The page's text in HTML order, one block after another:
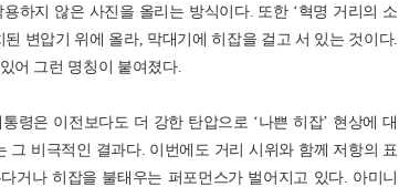
하지 않은 사진을 올리는 방식이다. 또한 ‘혁명 거리의 소
변압기 위에 올라, 막대기에 히잡을 걸고 서 있는 것이다.
어 그런 명칭이 붙여졌다.
령은 이전보다도 더 강한 탄압으로 ‘나쁜 히잡’ 현상에 대
비극적인 결과다. 이번에도 거리 시위와 함께 저항의 표
거나 히잡을 불태우는 퍼포먼스가 벌어지고 있다. 아미니